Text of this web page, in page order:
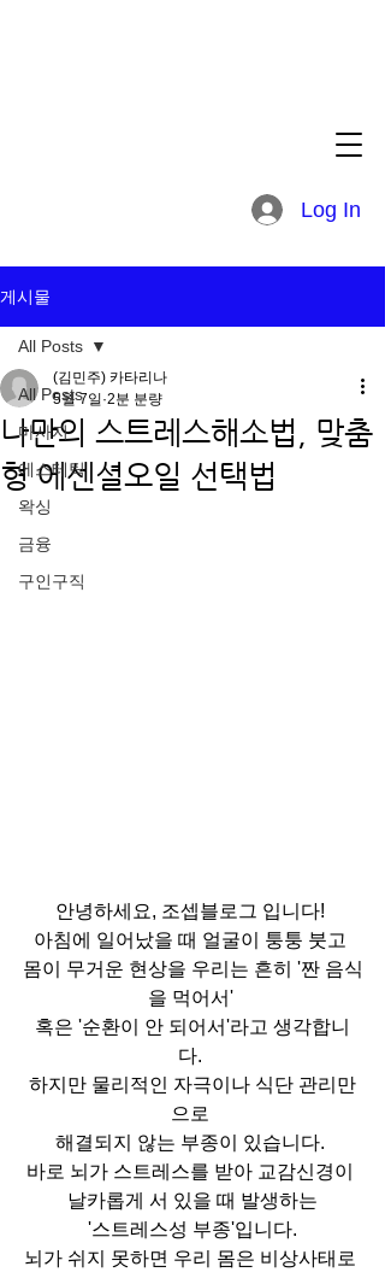
Log In
게시물
All Posts
마사지
에스테틱
왁싱
금융
구인구직
All Posts
나만의 스트레스해소법, 맞춤
형 에센셜오일 선택법
(김민주) 카타리나
5월 7일 2분 분량
안녕하세요, 조셉블로그 입니다!
아침에 일어났을 때 얼굴이 퉁퉁 붓고
몸이 무거운 현상을 우리는 흔히 '짠 음식
을 먹어서'
혹은 '순환이 안 되어서'라고 생각합니
다.
하지만 물리적인 자극이나 식단 관리만
으로
해결되지 않는 부종이 있습니다.
바로 뇌가 스트레스를 받아 교감신경이
날카롭게 서 있을 때 발생하는
'스트레스성 부종'입니다.
뇌가 쉬지 못하면 우리 몸은 비상사태로